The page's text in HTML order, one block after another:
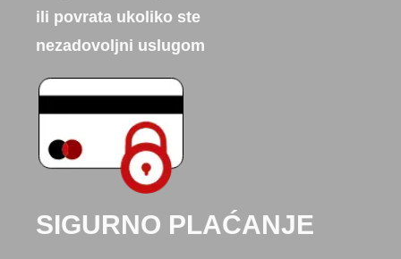
ili povrata ukoliko ste
nezadovoljni uslugom
SIGURNO PLAĆANJE